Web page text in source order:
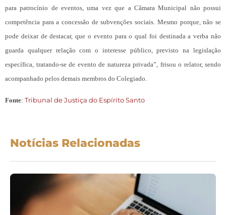
para patrocínio de eventos, uma vez que a Câmara Municipal não possui
competência para a concessão de subvenções sociais. Mesmo porque, não se
pode deixar de destacar, que o evento para o qual foi destinada a verba não
guarda qualquer relação com o interesse público, previsto na legislação
específica, tratando-se de evento de natureza privada”, frisou o relator, sendo
acompanhado pelos demais membros do Colegiado.
Fonte: Tribunal de Justiça do Espírito Santo
Notícias Relacionadas